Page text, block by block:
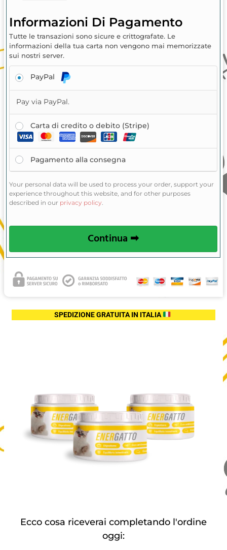
Informazioni Di Pagamento
Tutte le transazioni sono sicure e crittografate. Le
informazioni della tua carta non vengono mai memorizzate
sui nostri server.
PayPal
Pay via PayPal.
Carta di credito o debito (Stripe)
Pagamento alla consegna
Your personal data will be used to process your order, support your
experience throughout this website, and for other purposes
described in our privacy policy
Continua ➡
SPEDIZIONE GRATUITAIN ITALIA
Ecco cosa riceverai completando l'ordine
oggi: